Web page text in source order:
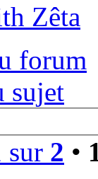
Zêta
forum
sujet
sur 2 •